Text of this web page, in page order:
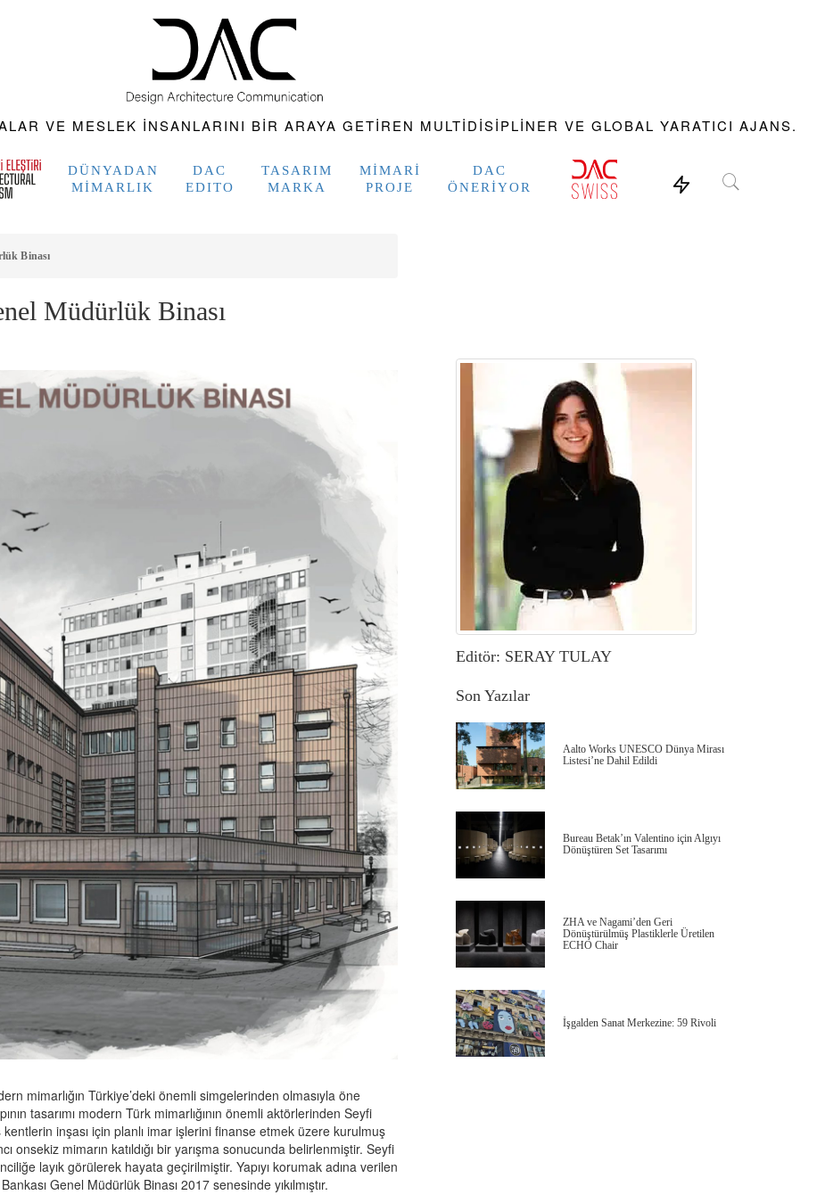
VE MESLEK INSANLARINI BIR ARAYA GETIREN MULTIDISIPLINER VE GLOBAL YARATICI AJANS.
DÜNYADAN
MIMARLIK
DAC
EDITO
TASARIM
MARKA
MIMARI
PROJE
DAC
ÖNERIYOR
Binası
Müdürlük Binası
mimarlığın Türkiye’deki önemli simgelerinden olmasıyla öne
tasarımı modern Türk mimarlığının önemli aktörlerinden Seyfi
kentlerin inşası için planlı imar işlerini finanse etmek üzere kurulmuş
onsekiz mimarın katıldığı bir yarışma sonucunda belirlenmiştir. Seyfi
layık görülerek hayata geçirilmiştir. Yapıyı korumak adına verilen
Genel Müdürlük Binası 2017 senesinde yıkılmıştır.
Editör: SERAY TULAY
Son Yazılar
Aalto Works UNESCO Dünya Mirası
Listesi’ne Dahil Edildi
Bureau Betak’ın Valentino için Algıyı
Dönüştüren Set Tasarımı
ZHA ve Nagami’den Geri
Dönüştürülmüş Plastiklerle Üretilen
ECHO Chair
İşgalden Sanat Merkezine: 59 Rivoli